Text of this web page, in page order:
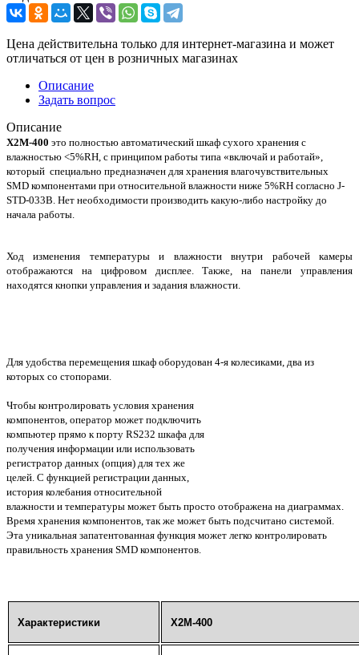
Цена действительна только для интернет-магазина и может
отличаться от цен в розничных магазинах
Описание
Задать вопрос
Описание
X2M-400 это полностью автоматический шкаф сухого хранения с
влажностью <5%RH, с принципом работы типа «включай и работай»,
который специально предназначен для хранения влагочувствительных
SMD компонентами при относительной влажности ниже 5%RH согласно J-
STD-033B. Нет необходимости производить какую-либо настройку до
начала работы.
Ход изменения температуры и влажности внутри рабочей камеры
отображаются на цифровом дисплее. Также, на панели управления
находятся кнопки управления и задания влажности.
Для удобства перемещения шкаф оборудован 4-я колесиками, два из
которых со стопорами.
Чтобы контролировать условия хранения
компонентов, оператор может подключить
компьютер прямо к порту RS232 шкафа для
получения информации или использовать
регистратор данных (опция) для тех же
целей. С функцией регистрации данных,
история колебания относительной
влажности и температуры может быть просто отображена на диаграммах.
Время хранения компонентов, так же может быть подсчитано системой.
Эта уникальная запатентованная функция может легко контролировать
правильность хранения SMD компонентов.
Характеристики X2M-400